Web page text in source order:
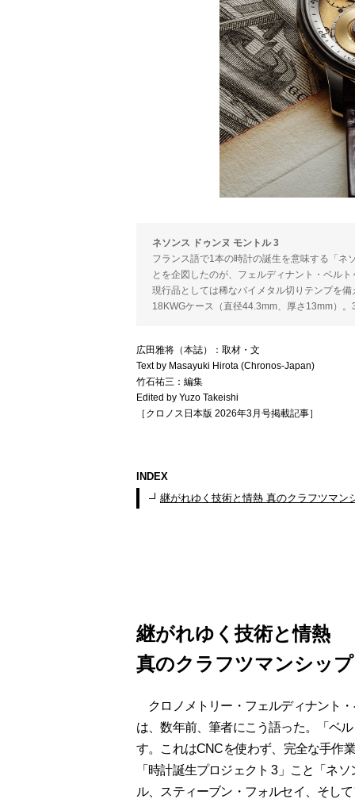
ネソンス ドゥンヌ モントル 3
フランス語で1本の時計の誕生を意味する「ネ
とを企図したのが、フェルディナント・ベル
現行品としては稀なバイメタル切りテンプを
18KWGケース（直径44.3mm、厚さ13mm）
広田雅将（本誌）：取材・文
Text by Masayuki Hirota (Chronos-Japan)
竹石祐三：編集
Edited by Yuzo Takeishi
［クロノス日本版 2026年3月号掲載記事］
INDEX
継がれゆく技術と情熱 真のクラフツマン
継がれゆく技術と情熱
真のクラフツマンシッ
クロノメトリー・フェルディナント
は、数年前、筆者にこう語った。「ベ
す。これはCNCを使わず、完全な手作
「時計誕生プロジェクト 3」こと「ネ
ル、スティーブン・フォルセイ、そし